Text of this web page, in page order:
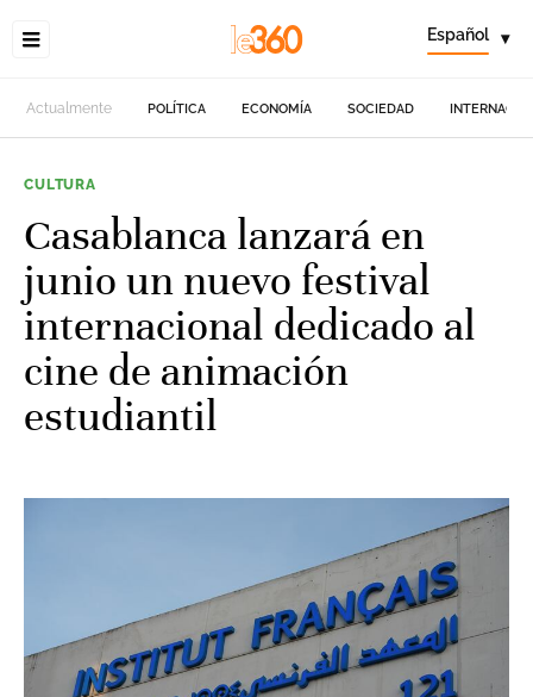
Español ▾
Actualmente POLÍTICA ECONOMÍA SOCIEDAD
CULTURA
Casablanca lanzará en
junio un nuevo festival
internacional dedicado al
cine de animación
estudiantil